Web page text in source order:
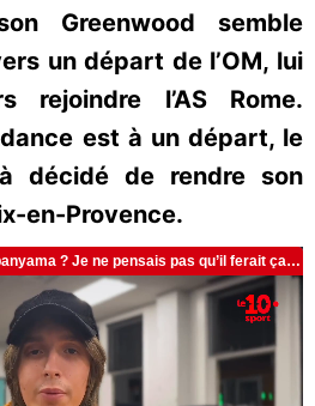
Greenwood semble
un départ de l’OM, lui
rejoindre l’AS Rome.
est à un départ, le
décidé de rendre son
en-Provence.